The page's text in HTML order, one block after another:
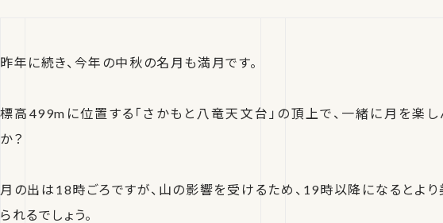
昨年に続き、今年の中秋の名月も満月です。
標高499mに位置する「さかもと八竜天文台」の頂上で、一緒に月を楽し
か？
月の出は18時ごろですが、山の影響を受けるため、19時以降になるとよ
られるでしょう。